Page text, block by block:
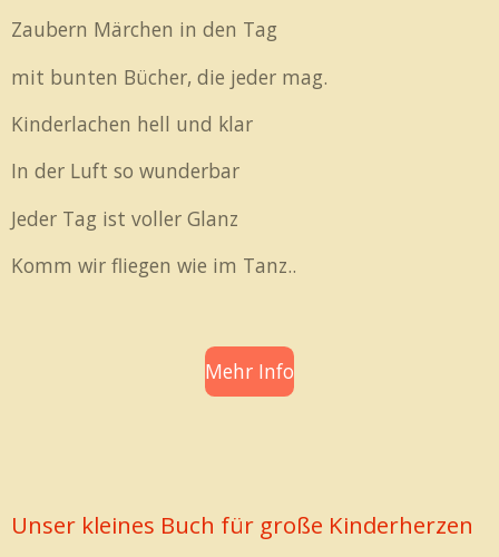
Zaubern Märchen in den Tag
mit bunten Bücher, die jeder mag.
Kinderlachen hell und klar
In der Luft so wunderbar
Jeder Tag ist voller Glanz
Komm wir fliegen wie im Tanz..
Mehr Info
Unser kleines Buch für große Kinderherzen